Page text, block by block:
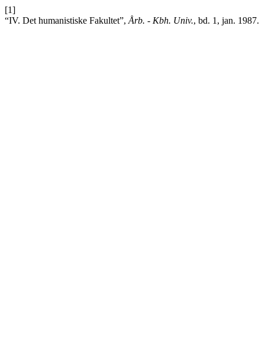
[1]
“IV. Det humanistiske Fakultet”, Årb. - Kbh. Univ., bd. 1, jan. 1987.